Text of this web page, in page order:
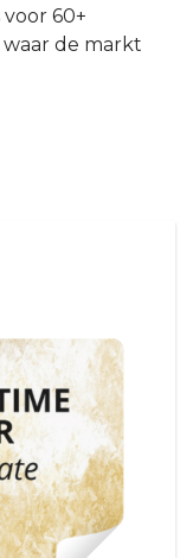
60+
de markt